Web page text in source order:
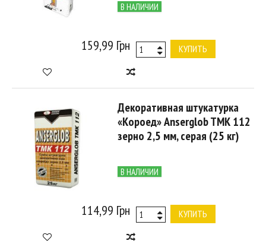
В НАЛИЧИИ
159,99 Грн КУПИТЬ
Декоративная штукатурка
«Короед» Anserglob TMK 112
зерно 2,5 мм, серая (25 кг)
В НАЛИЧИИ
114,99 Грн КУПИТЬ